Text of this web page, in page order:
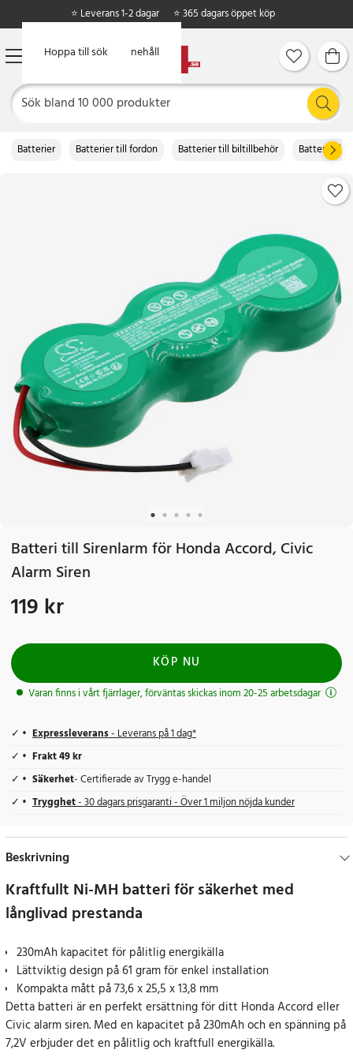
Hoppa till huvudinnehåll
Hoppa till sök
⭐ Leverans 1-2 dagar ⭐ 365 dagars öppet köp
Batterier Batterier till fordon Batterier till biltillbehör Batteri till
Batteri till Sirenlarm för Honda Accord, Civic
Alarm Siren
Pris:119 kr
119 kr
KÖP NU
Varan finns i vårt fjärrlager, förväntas skickas inom 20-25 arbetsdagar
Expressleverans- Leverans på 1 dag*
Frakt 49 kr
Säkerhet- Certifierade av Trygg e-handel
Trygghet- 30 dagars prisgaranti - Över 1 miljon nöjda kunder
Beskrivning
Kraftfullt Ni-MH batteri för säkerhet med
långlivad prestanda
230mAh kapacitet för pålitlig energikälla
Lättviktig design på 61 gram för enkel installation
Kompakta mått på 73,6 x 25,5 x 13,8 mm
Detta batteri är en perfekt ersättning för ditt Honda Accord eller
Civic alarm siren. Med en kapacitet på 230mAh och en spänning på
7,2V erbjuder det en pålitlig och kraftfull energikälla.